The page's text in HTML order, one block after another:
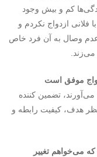
کم و بیش وجود
فلانی ازدواج نکردم و
وصال به آن فرد خاص
تضمین کننده
هدف، کیفیت رابطه و
که می‌خواهم تغییر